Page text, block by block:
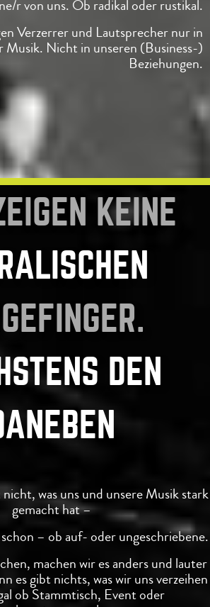
r von uns. Ob radikal oder rustikal.
Verzerrer und Lautsprecher nur in
Musik. Nicht in unseren (Business-)
Beziehungen.
KEINE
DEN
was uns und unsere Musik stark
gemacht hat –
– ob auf- oder ungeschriebene.
machen wir es anders und lauter
es gibt nichts, was wir uns verzeihen
ob Stammtisch, Event oder